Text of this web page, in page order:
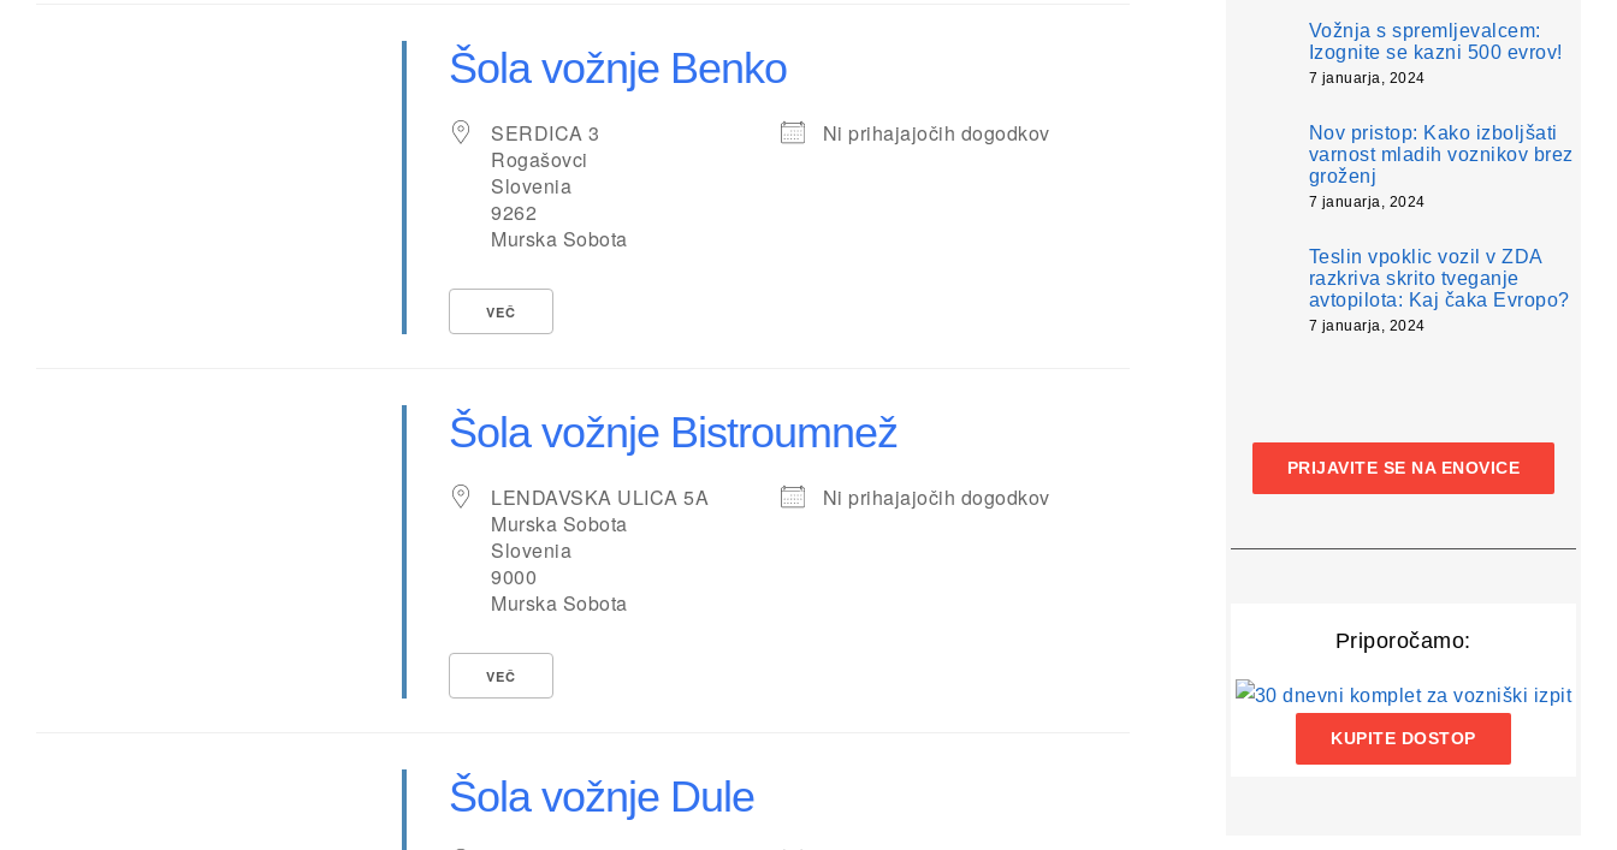
Šola vožnje Benko
SERDICA 3
Rogašovci
Slovenia
9262
Murska Sobota
Ni prihajajočih dogodkov
VEČ
Šola vožnje Bistroumnež
LENDAVSKA ULICA 5A
Murska Sobota
Slovenia
9000
Murska Sobota
Ni prihajajočih dogodkov
VEČ
Šola vožnje Dule
Vožnja s spremljevalcem:
Izognite se kazni 500 evrov!
7 januarja, 2024
Nov pristop: Kako izboljšati
varnost mladih voznikov brez
groženj
7 januarja, 2024
Teslin vpoklic vozil v ZDA
razkriva skrito tveganje
avtopilota: Kaj čaka Evropo?
7 januarja, 2024
PRIJAVITE SE NA ENOVICE
Priporočamo:
KUPITE DOSTOP